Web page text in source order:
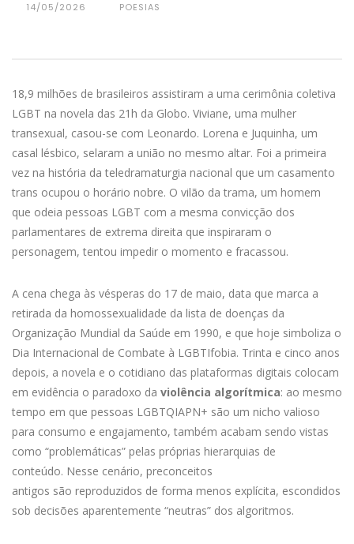
14/05/2026 POESIAS
18,9 milhões de brasileiros assistiram a uma cerimônia coletiva
LGBT na novela das 21h da Globo. Viviane, uma mulher
transexual, casou-se com Leonardo. Lorena e Juquinha, um
casal lésbico, selaram a união no mesmo altar. Foi a primeira
vez na história da teledramaturgia nacional que um casamento
trans ocupou o horário nobre. O vilão da trama, um homem
que odeia pessoas LGBT com a mesma convicção dos
parlamentares de extrema direita que inspiraram o
personagem, tentou impedir o momento e fracassou.
A cena chega às vésperas do 17 de maio, data que marca a
retirada da homossexualidade da lista de doenças da
Organização Mundial da Saúde em 1990, e que hoje simboliza o
Dia Internacional de Combate à LGBTIfobia. Trinta e cinco anos
depois, a novela e o cotidiano das plataformas digitais colocam
em evidência o paradoxo da violência algorítmica: ao mesmo
tempo em que pessoas LGBTQIAPN+ são um nicho valioso
para consumo e engajamento, também acabam sendo vistas
como “problemáticas” pelas próprias hierarquias de
conteúdo. Nesse cenário, preconceitos
antigos são reproduzidos de forma menos explícita, escondidos
sob decisões aparentemente “neutras” dos algoritmos.